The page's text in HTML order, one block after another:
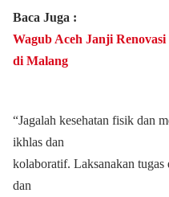
Baca Juga :
Wagub Aceh Janji
di Malang
“Jagalah kesehatan fisik dan
ikhlas dan
kolaboratif. Laksanakan tugas
dan